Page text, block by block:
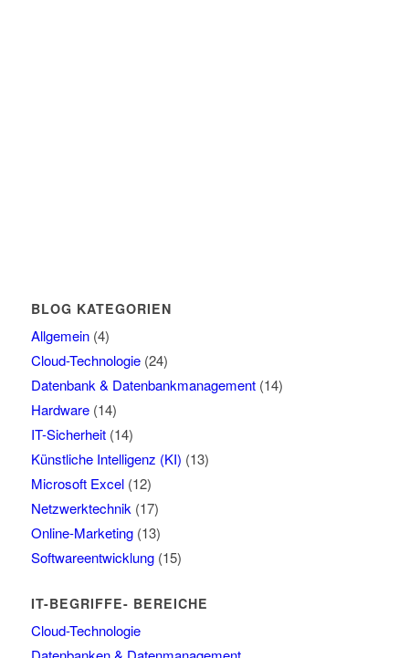
BLOG KATEGORIEN
Allgemein(4)
Cloud-Technologie(24)
Datenbank & Datenbankmanagement(14)
Hardware(14)
IT-Sicherheit(14)
Künstliche Intelligenz (KI) (13)
Microsoft Excel(12)
Netzwerktechnik (17)
Online-Marketing(13)
Softwareentwicklung(15)
IT-BEGRIFFE- BEREICHE
Cloud-Technologie